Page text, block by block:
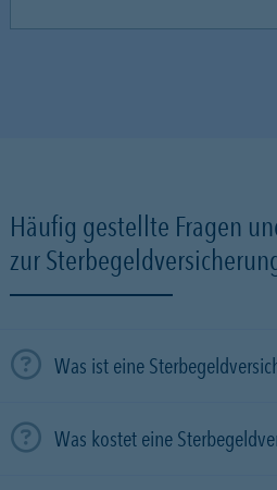
Häufig gestellte Fragen
zur
Was ist eine
Was kostet eine